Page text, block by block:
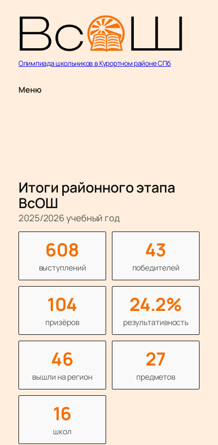
Перейти
содержимому
Олимпиада школьников в Курортном районе СПб
Меню
Итоги районного этапа
ВсОШ
2025/2026 учебный год
608
выступлений
43
победителей
104
призёров
24.2%
результа­тивность
46
вышли на регион
27
предметов
16
школ